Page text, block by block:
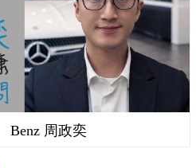
Benz 周政奕